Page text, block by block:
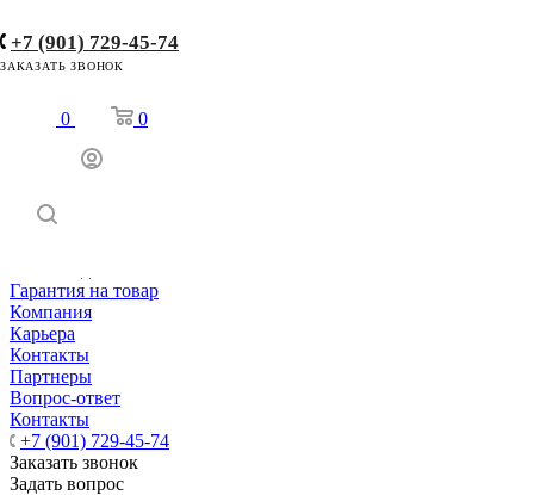
Интернет-магазин инженерной сантехники
Бренды
Как купить
Гарантия на товар
Компания
Карьера
Контакты
Партнеры
Вопрос-ответ
Контакты
+7 (901) 729-45-74
Заказать звонок
Задать вопрос
+7 (901) 729-45-74
ЗАКАЗАТЬ ЗВОНОК
0 0